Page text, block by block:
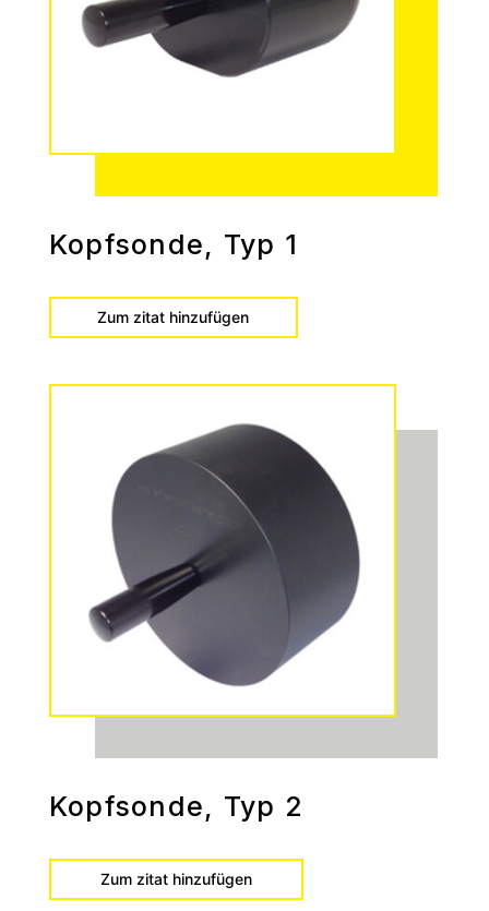
Kopfsonde, Typ 1
Zum zitat hinzufügen
Kopfsonde, Typ 2
Zum zitat hinzufügen